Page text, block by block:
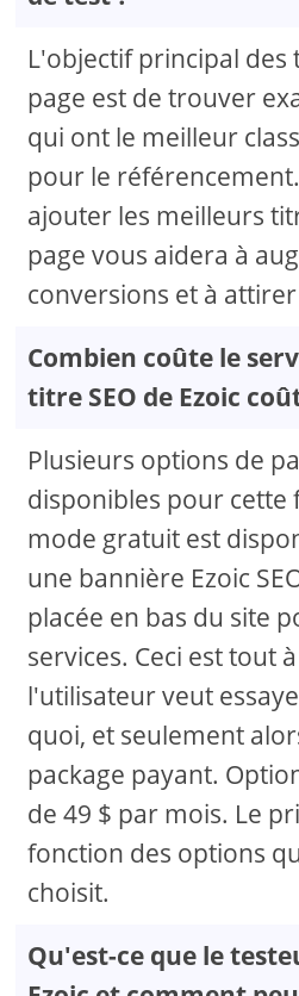
L'objectif principal des
page est de trouver
qui ont le meilleur
pour le
ajouter les meilleurs
page vous aidera à
conversions et à
Combien coûte le
titre SEO de Ezoic
Plusieurs options de
disponibles pour cette
mode gratuit est
une bannière Ezoic
placée en bas du site
services. Ceci est tout
l'utilisateur veut
quoi, et seulement
package payant.
de 49 $ par mois. Le
fonction des options
choisit.
Qu'est-ce que le